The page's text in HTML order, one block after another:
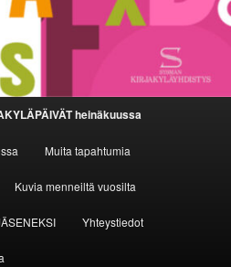
heinäkuussa
Muita tapahtumia
Kuvia menneiltä vuosilta
Yhteystiedot